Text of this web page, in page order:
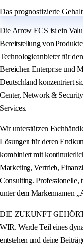
Das prognostizierte
Die Arrow ECS ist ein
Bereitstellung von
Technologieanbieter für
Bereichen Enterprise und
Deutschland konzentriert
Center, Network &
Services.
Wir unterstützen
Lösungen für deren
kombiniert mit
Marketing, Vertrieb,
Consulting. Professionelle,
unter dem Markennamen
DIE ZUKUNFT
WIR. Werde Teil eines
entstehen und deine